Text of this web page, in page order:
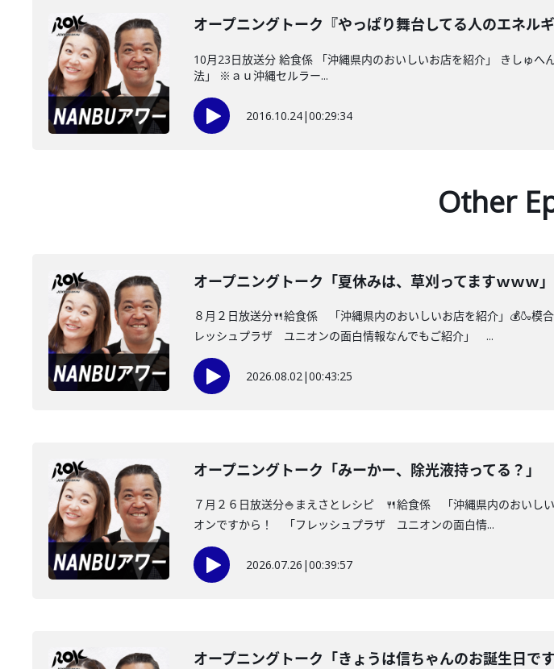
オープニングトーク『やっぱり舞台してる人のエネル
10月23日放送分 給食係 「沖縄県内のおいしいお店を紹介」 きしゅ
法」 ※ａｕ沖縄セルラー...
2016.10.24|00:29:34
Other
オープニングトーク「夏休みは、草刈ってますｗｗｗ」
８月２日放送分🍴給食係 「沖縄県内のおいしいお店を紹介」💰🍶
レッシュプラザ ユニオンの面白情報なんでもご紹介」 ...
2026.08.02|00:43:25
オープニングトーク「みーかー、除光液持ってる？」
７月２６日放送分🍚まえさとレシピ 🍴給食係 「沖縄県内のおい
オンですから！ 「フレッシュプラザ ユニオンの面白情...
2026.07.26 |00:39:57
オープニングトーク「きょうは信ちゃんのお誕生日です